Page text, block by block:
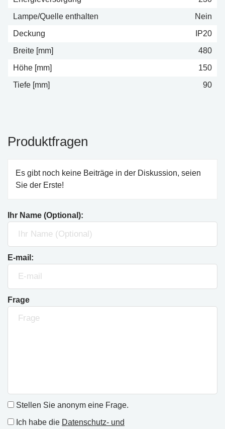
Lampe/Quelle enthalten
Nein
Deckung
IP20
Breite [mm]
480
Höhe [mm]
150
Tiefe [mm]
90
Produktfragen
Es gibt noch keine Beiträge in der Diskussion, seien
Sie der Erste!
Ihr Name (Optional):
E-mail:
Frage
Stellen Sie anonym eine Frage.
Ich habe die Datenschutz- und